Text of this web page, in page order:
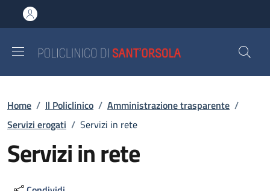
al contenuto principale
to footer content
Briciole di pane
Home / Il Policlinico / Amministrazione trasparente /
Servizi erogati / Servizi in rete
Servizi in rete